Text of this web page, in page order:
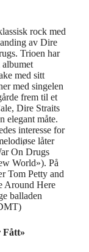
rock med
av Dire
Trioen har
albumet
med sitt
med singelen
frem til et
Dire Straits
elegant måte.
interesse for
låter
On Drugs
World»). På
Tom Petty and
Around Here
balladen
Fått»